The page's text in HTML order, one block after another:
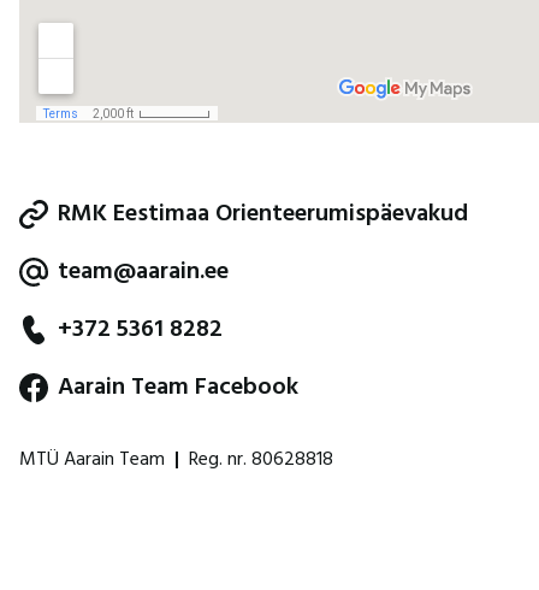
RMK Eestimaa Orienteerumispäevakud
team@aarain.ee
+372 5361 8282
Aarain Team Facebook
MTÜ Aarain Team | Reg. nr. 80628818